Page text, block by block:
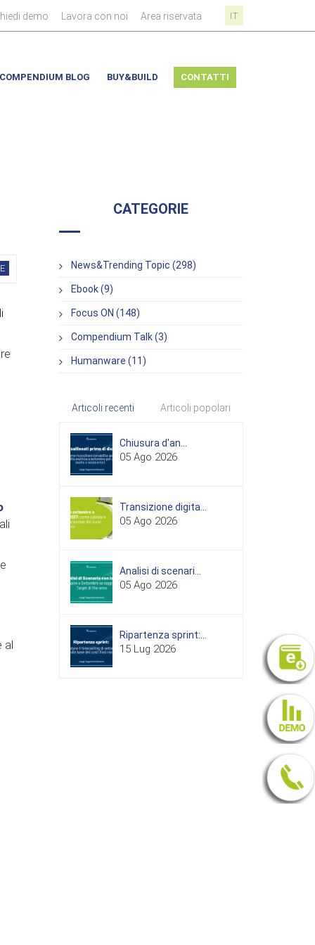
demo Lavora con noi Area riservata IT
COMPENDIUM BLOG BUY&BUILD CONTATTI
al
CATEGORIE
News&Trending Topic (298)
Ebook (9)
Focus ON (148)
Compendium Talk (3)
Humanware (11)
Articoli recenti Articoli popolari
Chiusura d'an...
05 Ago 2026
Transizione digita...
05 Ago 2026
Analisi di scenari...
05 Ago 2026
Ripartenza sprint:...
15 Lug 2026